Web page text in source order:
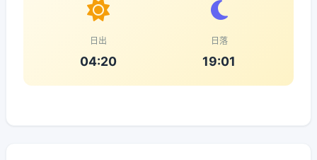
日出
04:20
日落
19:01